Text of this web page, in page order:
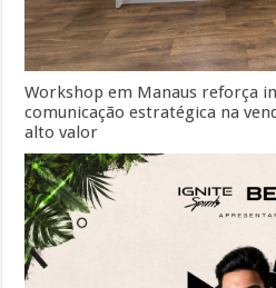
Workshop em Manaus reforça
comunicação estratégica na
alto valor